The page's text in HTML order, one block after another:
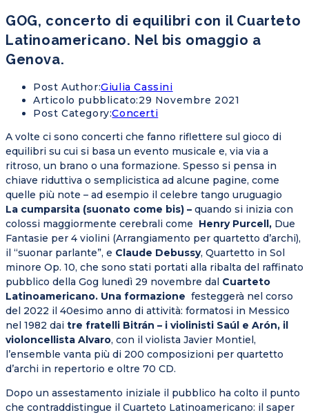
GOG, concerto di equilibri con il Cuarteto
Latinoamericano. Nel bis omaggio a
Genova.
Post Author:Giulia Cassini
Articolo pubblicato:29 Novembre 2021
Post Category:Concerti
A volte ci sono concerti che fanno riflettere sul gioco di
equilibri su cui si basa un evento musicale e, via via a
ritroso, un brano o una formazione. Spesso si pensa in
chiave riduttiva o semplicistica ad alcune pagine, come
quelle più note – ad esempio il celebre tango uruguagio
La cumparsita (suonato come bis) – quando si inizia con
colossi maggiormente cerebrali come Henry Purcell, Due
Fantasie per 4 violini (Arrangiamento per quartetto d’archi),
il “suonar parlante”, e Claude Debussy, Quartetto in Sol
minore Op. 10, che sono stati portati alla ribalta del raffinato
pubblico della Gog lunedì 29 novembre dal Cuarteto
Latinoamericano. Una formazione festeggerà nel corso
del 2022 il 40esimo anno di attività: formatosi in Messico
nel 1982 dai tre fratelli Bitrán – i violinisti Saúl e Arón, il
violoncellista Alvaro, con il violista Javier Montiel,
l’ensemble vanta più di 200 composizioni per quartetto
d’archi in repertorio e oltre 70 CD.
Dopo un assestamento iniziale il pubblico ha colto il punto
che contraddistingue il Cuarteto Latinoamericano: il saper